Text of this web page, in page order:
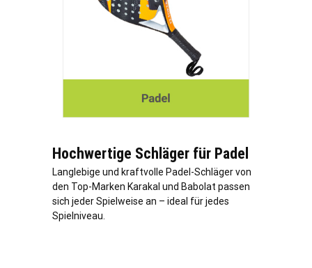
Hochwertige Schläger für Padel
Langlebige und kraftvolle Padel-Schläger von
den Top-Marken Karakal und Babolat passen
sich jeder Spielweise an – ideal für jedes
Spielniveau.